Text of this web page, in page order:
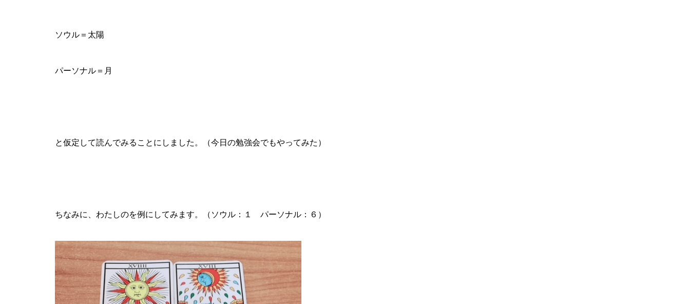
ソウル＝太陽
パーソナル＝月
と仮定して読んでみることにしました。（今日の勉強会でもやってみた）
ちなみに、わたしのを例にしてみます。（ソウル：１ パーソナル：６）